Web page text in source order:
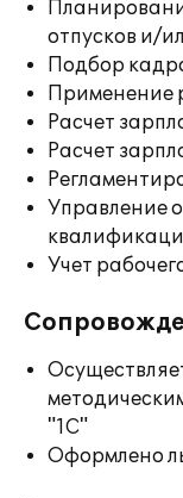
отпусков и/
Подбор
Применение
Расчет
Расчет
Управление
Учет
"1С"
Оформлено